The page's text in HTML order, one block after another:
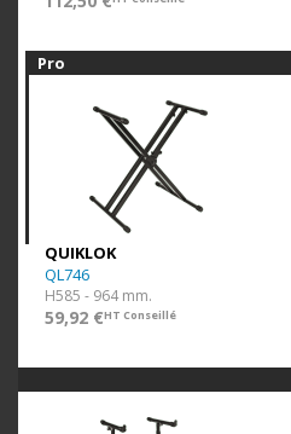
Pro
QUIKLOK
QL746
H585 - 964 mm.
59,92 €HT Conseillé